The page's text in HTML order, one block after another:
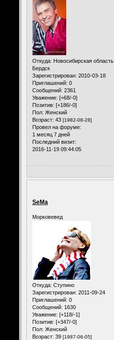
Откуда: Новосибирская область
Бердск
Зарегистрирован: 2010-03-18
Приглашений: 0
Сообщений: 2361
Уважение: [+68/-0]
Позитив: [+186/-0]
Пол: Женский
Возраст: 43 [1982-08-28]
Провел на форуме:
1 месяц 7 дней
Последний визит:
2016-11-19 09:44:05
SeMa
Морковевед
Откуда: Ступино
Зарегистрирован: 2011-09-24
Приглашений: 0
Сообщений: 1630
Уважение: [+118/-1]
Позитив: [+347/-0]
Пол: Женский
Возраст: 39 [1987-06-05]